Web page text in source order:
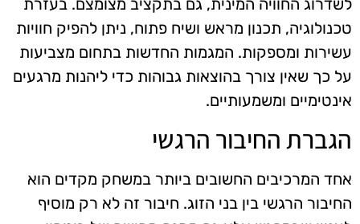
לשדרוג החוויה המינית, גם בתקציב מצומצם. בעזרת
טכנולוגיה, תכנון מראש ושיח פתוח, ניתן להפיק חוויות
עשירות ומספקות. המגמות החדשות בתחום מצביעות
על כך שאין צורך בהוצאות גבוהות כדי ליהנות מרגעים
אינטימיים ומשמעותיים.
הגברת החיבור הרגשי
אחד המרכיבים החשובים ביותר במשחק מקדים הוא
החיבור הרגשי בין בני הזוג. חיבור זה לא רק מוסיף